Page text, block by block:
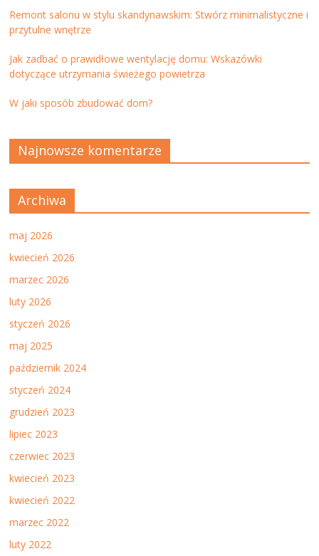
Remont salonu w stylu skandynawskim: Stwórz minimalistyczne i
przytulne wnętrze
Jak zadbać o prawidłowe wentylację domu: Wskazówki
dotyczące utrzymania świeżego powietrza
W jaki sposób zbudować dom?
Najnowsze komentarze
Archiwa
maj 2026
kwiecień 2026
marzec 2026
luty 2026
styczeń 2026
maj 2025
październik 2024
styczeń 2024
grudzień 2023
lipiec 2023
czerwiec 2023
kwiecień 2023
kwiecień 2022
marzec 2022
luty 2022